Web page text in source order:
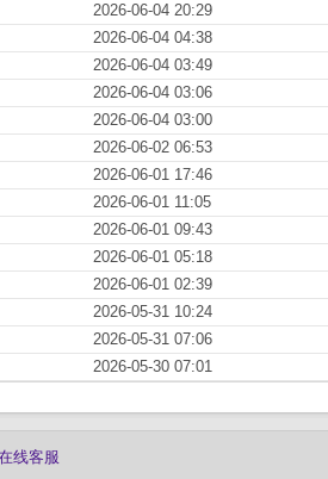
2026-06-04 20:29
2026-06-04 04:38
2026-06-04 03:49
2026-06-04 03:06
2026-06-04 03:00
2026-06-02 06:53
2026-06-01 17:46
2026-06-01 11:05
2026-06-01 09:43
2026-06-01 05:18
2026-06-01 02:39
2026-05-31 10:24
2026-05-31 07:06
2026-05-30 07:01
线客服